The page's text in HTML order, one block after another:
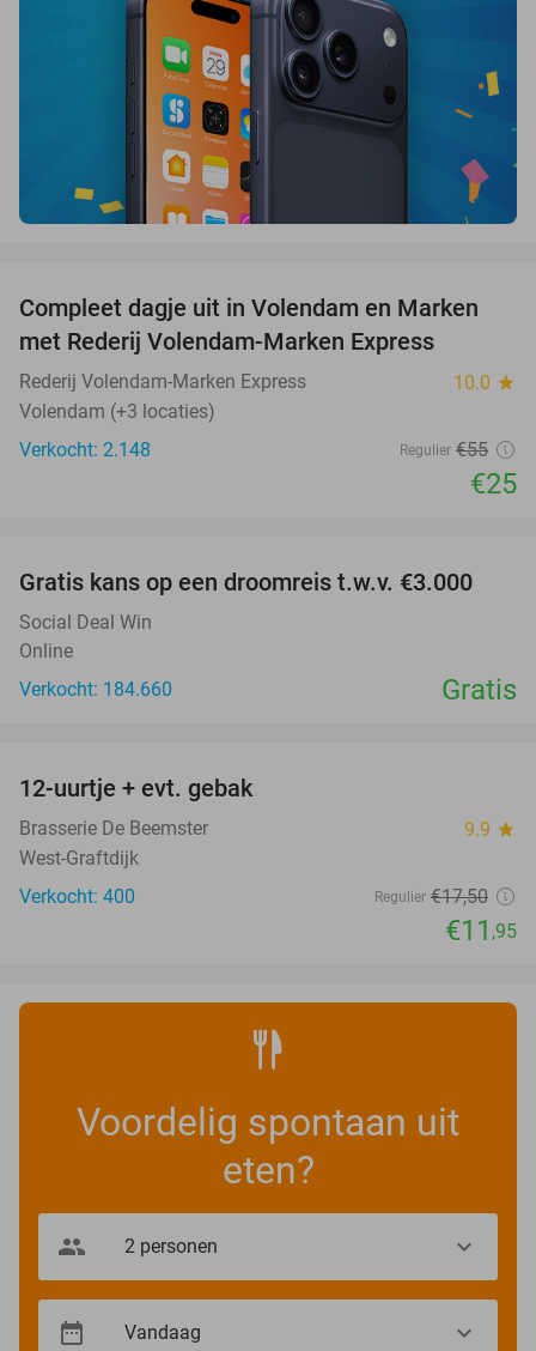
55%
Compleet dagje uit in Volendam en Marken
met Rederij Volendam-Marken Express
Rederij Volendam-Marken Express 10.0 star
Volendam (+3 locaties)
Verkocht: 2.148
Regulier €55
€25
Gratis kans op een droomreis t.w.v. €3.000
Social Deal Win
Online
Verkocht: 184.660
Gratis
12-uurtje + evt. gebak
Brasserie De Beemster 9.9 star
West-Graftdijk
Verkocht: 400
Regulier €17,50
€11 ,95
Voordelig spontaan uit
eten?